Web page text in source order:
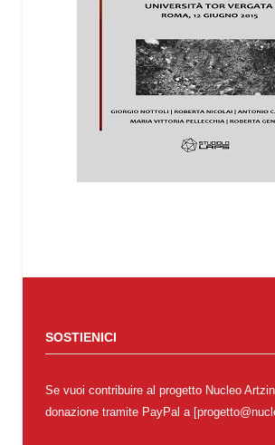
SOSTIENICI
Se vuoi contribuire al progetto Nucleo
donazione tramite PayPal a